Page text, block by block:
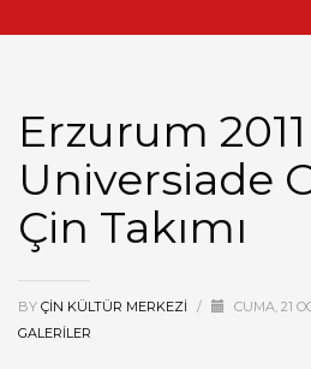
Erzurum 2011
Universiade
Çin Takımı
BY ÇIN KÜLTÜR MERKEZI / CUMA, 21
GALERILER